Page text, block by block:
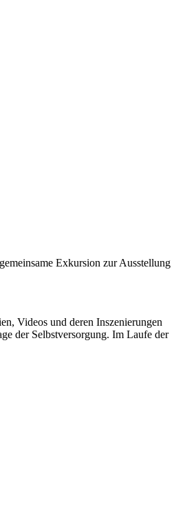
Exkursion zur Ausstellung
Videos und deren Inszenierungen
der Selbstversorgung. Im Laufe der